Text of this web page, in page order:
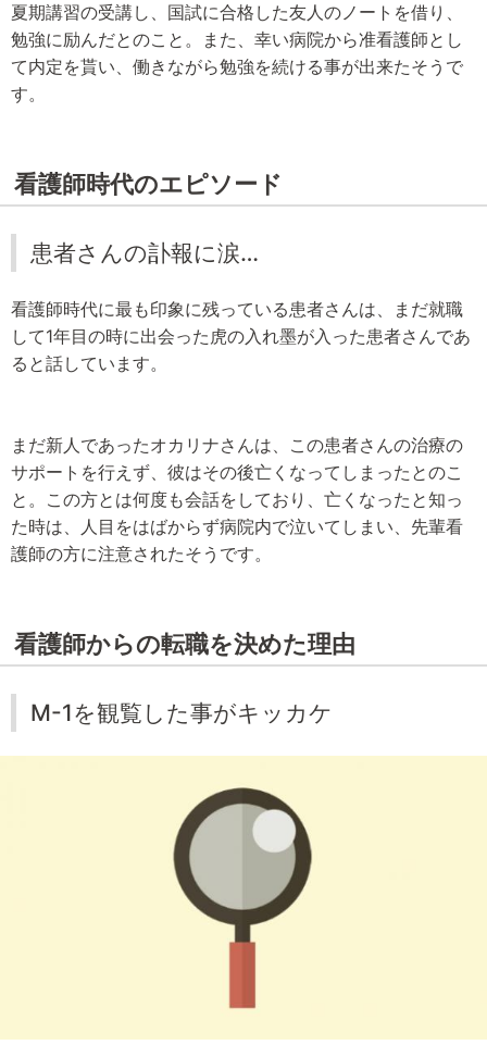
夏期講習の受講し、国試に合格した友人のノートを借り、
勉強に励んだとのこと。また、幸い病院から准看護師とし
て内定を貰い、働きながら勉強を続ける事が出来たそうで
す。
看護師時代のエピソード
患者さんの訃報に涙…
看護師時代に最も印象に残っている患者さんは、まだ就職
して1年目の時に出会った虎の入れ墨が入った患者さんであ
ると話しています。
まだ新人であったオカリナさんは、この患者さんの治療の
サポートを行えず、彼はその後亡くなってしまったとのこ
と。この方とは何度も会話をしており、亡くなったと知っ
た時は、人目をはばからず病院内で泣いてしまい、先輩看
護師の方に注意されたそうです。
看護師からの転職を決めた理由
M-1を観覧した事がキッカケ